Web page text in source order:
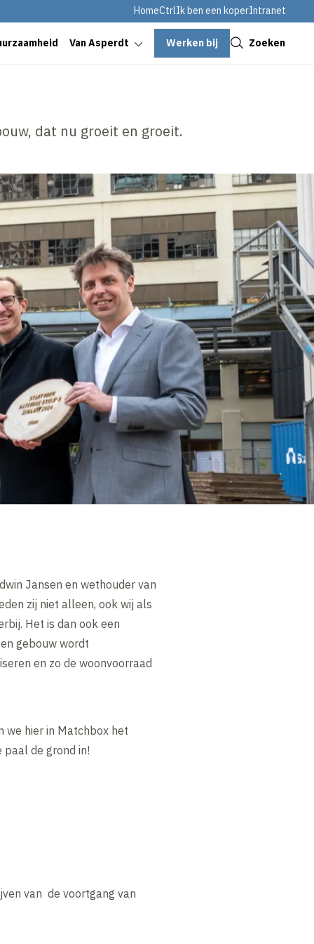
HomeCtrlIk ben een koperIntranet
Van Asperdt Werken bij Zoeken
dat nu groeit en groeit.
Jansen en wethouder van
zij niet alleen, ook wij als
Het is dan ook een
gebouw wordt
en zo de woonvoorraad
we hier in Matchbox het
de grond in!
van de voortgang van
Sluiten